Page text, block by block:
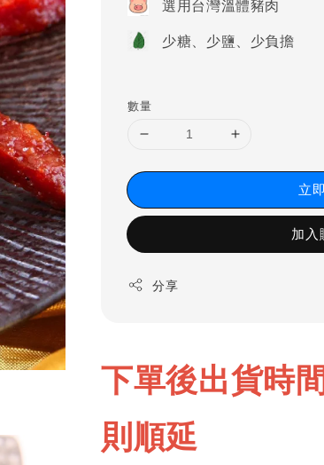
選用台灣溫體豬肉
少糖、少鹽、少負擔
數量
立
加入
分享
下單後出貨時
則順延